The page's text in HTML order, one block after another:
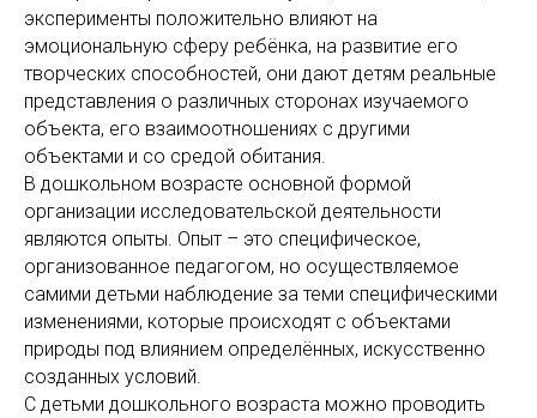
эксперименты положительно влияют на
эмоциональную сферу ребёнка, на развитие его
творческих способностей, они дают детям реальные
представления о различных сторонах изучаемого
объекта, его взаимоотношениях с другими
объектами и со средой обитания.
В дошкольном возрасте основной формой
организации исследовательской деятельности
являются опыты. Опыт – это специфическое,
организованное педагогом, но осуществляемое
самими детьми наблюдение за теми специфическими
изменениями, которые происходят с объектами
природы под влиянием определённых, искусственно
созданных условий.
С детьми дошкольного возраста можно проводить